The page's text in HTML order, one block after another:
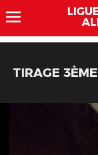
TIRAGE